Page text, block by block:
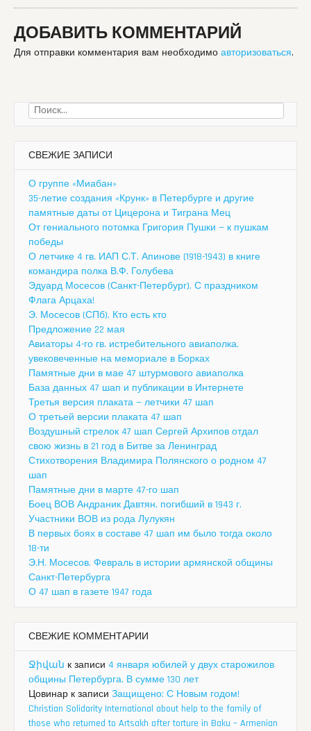
ДОБАВИТЬ КОММЕНТАРИЙ
Для отправки комментария вам необходимо авторизоваться.
Найти:
СВЕЖИЕ ЗАПИСИ
О группе «Миабан»
35-летие создания «Крунк» в Петербурге и другие
памятные даты от Цицерона и Тиграна Мец
От гениального потомка Григория Пушки — к пушкам
победы
О летчике 4 гв. ИАП С.Т. Апинове (1918-1943) в книге
командира полка В.Ф. Голубева
Эдуард Мосесов (Санкт-Петербург). С праздником
Флага Арцаха!
Э. Мосесов (СПб). Кто есть кто
Предложение 22 мая
Авиаторы 4-го гв. истребительного авиаполка,
увековеченные на мемориале в Борках
Памятные дни в мае 47 штурмового авиаполка
База данных 47 шап и публикации в Интернете
Третья версия плаката — летчики 47 шап
О третьей версии плаката 47 шап
Воздушный стрелок 47 шап Сергей Архипов отдал
свою жизнь в 21 год в Битве за Ленинград
Стихотворения Владимира Полянского о родном 47
шап
Памятные дни в марте 47-го шап
Боец ВОВ Андраник Давтян, погибший в 1943 г.
Участники ВОВ из рода Лулукян
В первых боях в составе 47 шап им было тогда около
18-ти
Э.Н. Мосесов. Февраль в истории армянской общины
Санкт-Петербурга
О 47 шап в газете 1947 года
СВЕЖИЕ КОММЕНТАРИИ
Ջիվան к записи 4 января юбилей у двух старожилов
общины Петербурга. В сумме 130 лет
Цовинар к записи Защищено: С Новым годом!
Christian Solidarity International about help to the family of
those who returned to Artsakh after torture in Baku – Armenian